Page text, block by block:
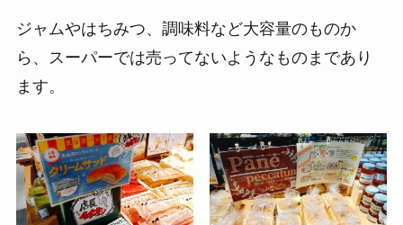
ジャムやはちみつ、調味料など大容量のものか
ら、スーパーでは売ってないようなものまであり
ます。